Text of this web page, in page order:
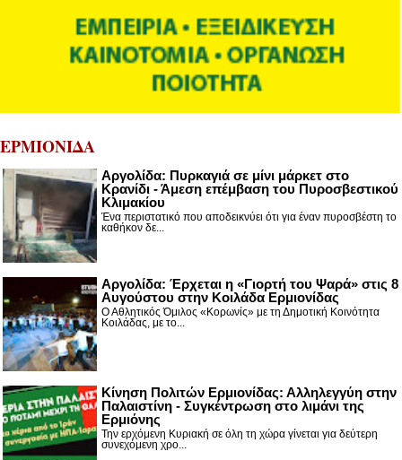
ΕΡΜΙΟΝΙΔΑ
Αργολίδα: Πυρκαγιά σε μίνι μάρκετ στο
Κρανίδι - Άμεση επέμβαση του Πυροσβεστικού
Κλιμακίου
Ένα περιστατικό που αποδεικνύει ότι για έναν πυροσβέστη το
καθήκον δε...
Αργολίδα: Έρχεται η «Γιορτή του Ψαρά» στις 8
Αυγούστου στην Κοιλάδα Ερμιονίδας
Ο Αθλητικός Όμιλος «Κορωνίς» με τη Δημοτική Κοινότητα
Κοιλάδας, με το...
Κίνηση Πολιτών Ερμιονίδας: Αλληλεγγύη στην
Παλαιστίνη - Συγκέντρωση στο λιμάνι της
Ερμιόνης
Την ερχόμενη Κυριακή σε όλη τη χώρα γίνεται για δεύτερη
συνεχόμενη χρο...